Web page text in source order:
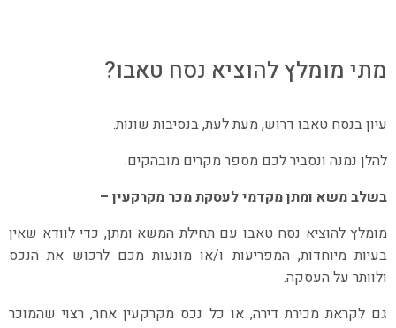
מתי מומלץ להוציא נסח טאבו?
עיון בנסח טאבו דרוש, מעת לעת, בנסיבות שונות.
להלן נמנה ונסביר לכם מספר מקרים מובהקים.
בשלב משא ומתן מקדמי לעסקת מכר מקרקעין –
מומלץ להוציא נסח טאבו עם תחילת המשא ומתן, כדי לוודא שאין
בעיות מיוחדות, המפריעות ו/או מונעות מכם לרכוש את הנכס
ולוותר על העסקה.
גם לקראת מכירת דירה, או כל נכס מקרקעין אחר, רצוי שהמוכר